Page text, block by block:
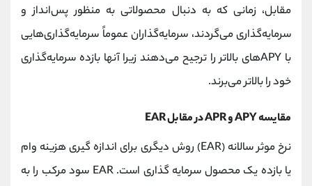
مقابل، زمانی که به دنبال محصولاتی به منظور پس‌انداز و
سرمایه‌گذاری می‌گردند، سرمایه‌گذاران عموماً سرمایه‌گذاری‌هایی
با APYهای بالاتر را ترجیح می‌دهند زیرا آنها بازده سرمایه‌گذاری
خود را بالاتر می‌برند.
مقایسه APY و APR در مقابل EAR
نرخ موثر سالانه (EAR) روش دیگری برای اندازه گیری هزینه وام
یا بازده یک محصول سرمایه گذاری است. EAR سود مرکب را به